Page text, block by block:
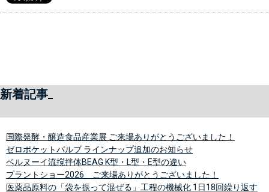
新着記事
国際発酵・醸造食品産業展 ご来場ありがとうございました！
ゼロポケットバルブ ラインナップ追加のお知らせ
ベルヌーイ流撹拌体BEAG K型・L型・E型の違い
プラントショー2026 ご来場ありがとうございました！
医薬品原料の「袋を振って混ぜる」工程の機械化 1日18回繰り返す